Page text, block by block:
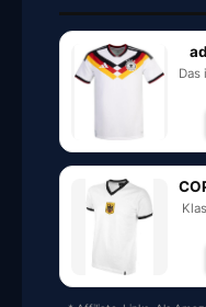
Das